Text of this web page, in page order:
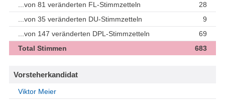
...von 81 veränderten FL-Stimmzetteln
28
...von 35 veränderten DU-Stimmzetteln
9
...von 147 veränderten DPL-Stimmzetteln
69
Total Stimmen
683
Vorsteherkandidat
Viktor Meier